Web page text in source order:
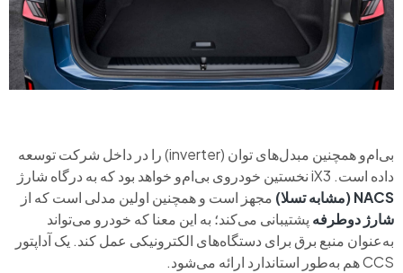
بی‌ام‌و همچنین مبدل‌های توان (inverter) را در داخل شرکت توسعه
داده است. iX3 نخستین خودروی بی‌ام‌و خواهد بود که به درگاه شارژ
NACS (مشابه تسلا)
مجهز است و همچنین اولین مدلی است که از
شارژ دوطرفه پشتیبانی می‌کند؛ به این معنا که خودرو می‌تواند
به‌عنوان منبع برق برای دستگاه‌های الکترونیکی عمل کند. یک آداپتور
CCS هم به‌طور استاندارد ارائه می‌شود.